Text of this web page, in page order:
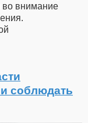
во внимание
соблюдать